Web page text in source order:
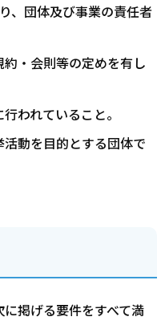
、団体及び事業の責任者
・会則等の定めを有し
われていること。
動を目的とする団体で
掲げる要件をすべて満